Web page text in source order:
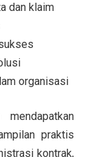
dan klaim
organisasi
praktis
kontrak,